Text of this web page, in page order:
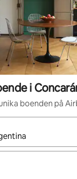
i
boenden på
tillgängliga kan du